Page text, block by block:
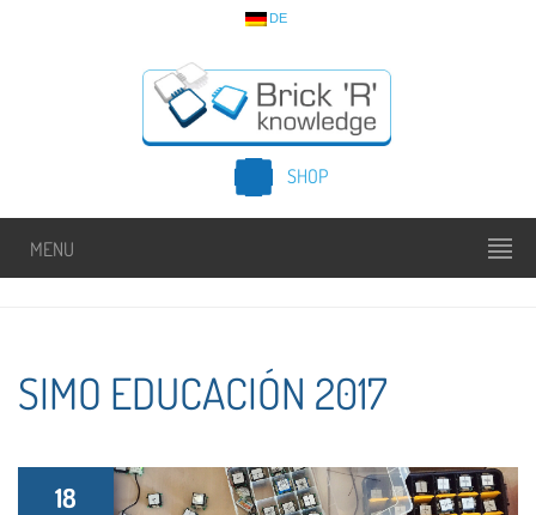
DE
SHOP
MENU
SIMO EDUCACIÓN 2017
18